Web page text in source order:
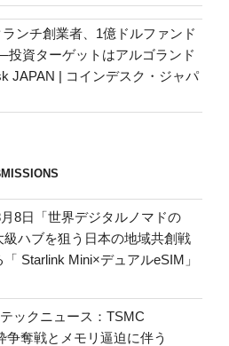
ンチ創業者、1億ドルファンド
投資ターゲットはアルゴランド
JAPAN | コインデスク・ジャパ
月8日「世界デジタルノマドの
ハブを狙う日本の地域共創戦
Starlink Mini×デュアルeSIM」
ックニュース：TSMC
奪戦とメモリ逼迫に伴う